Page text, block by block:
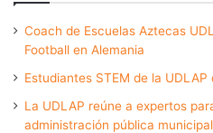
Coach de Escuelas Aztecas
Football en Alemania
Estudiantes STEM de la
La UDLAP reúne a expertos
administración pública municipal